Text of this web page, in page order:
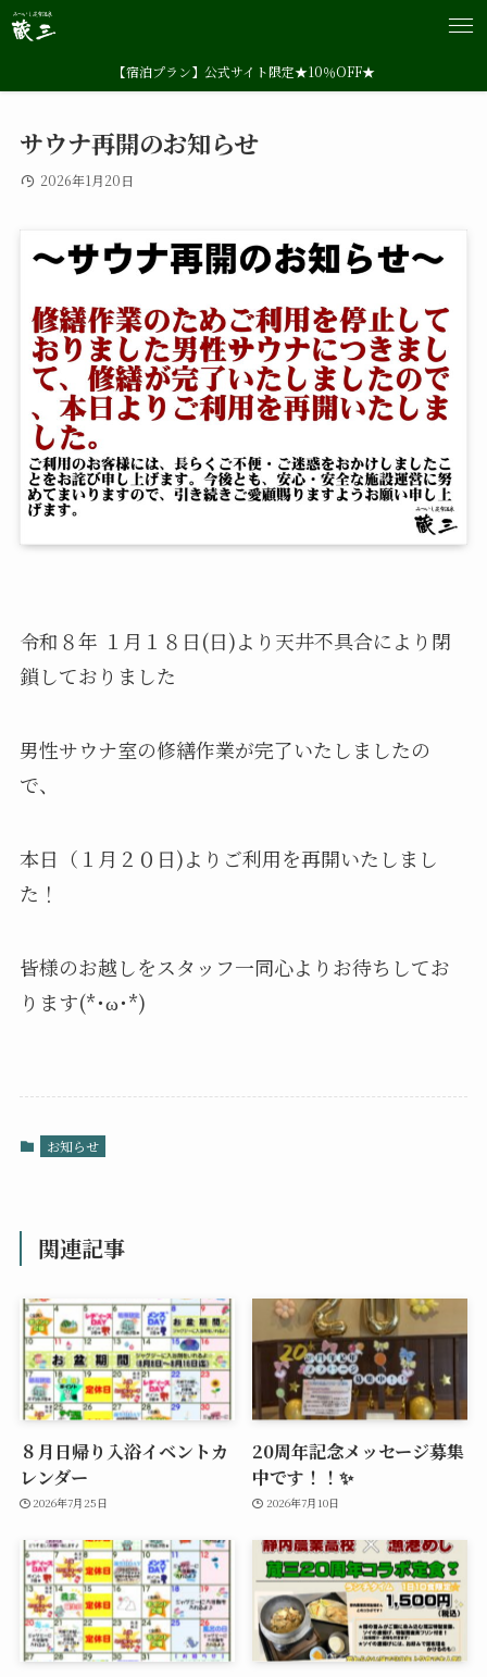
【宿泊プラン】公式サイト限定★10％OFF★
サウナ再開のお知らせ
2026年1月20日
令和８年 １月１８日(日)より天井不具合により閉
鎖しておりました
男性サウナ室の修繕作業が完了いたしましたの
で、
本日（１月２０日)よりご利用を再開いたしまし
た！
皆様のお越しをスタッフ一同心よりお待ちしてお
ります(*･ω･*)
お知らせ
関連記事
８月日帰り入浴イベントカ
レンダー
2026年7月25日
20周年記念メッセージ募集
中です！！✨
2026年7月10日